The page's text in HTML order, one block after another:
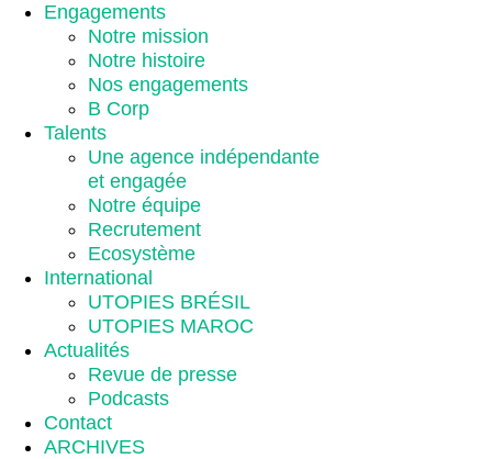
Engagements
Notre mission
Notre histoire
Nos engagements
B Corp
Talents
Une agence indépendante
et engagée
Notre équipe
Recrutement
Ecosystème
International
UTOPIES BRÉSIL
UTOPIES MAROC
Actualités
Revue de presse
Podcasts
Contact
ARCHIVES